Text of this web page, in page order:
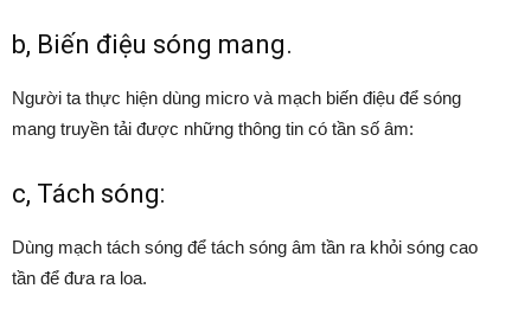
b, Biến điệu sóng mang.
Người ta thực hiện dùng micro và mạch biến điệu để sóng
mang truyền tải được những thông tin có tần số âm:
c, Tách sóng:
Dùng mạch tách sóng để tách sóng âm tần ra khỏi sóng cao
tần để đưa ra loa.